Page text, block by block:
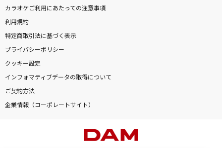
カラオケご利用にあたっての注意事項
利用規約
特定商取引法に基づく表示
プライバシーポリシー
クッキー設定
インフォマティブデータの取得について
ご契約方法
企業情報（コーポレートサイト）